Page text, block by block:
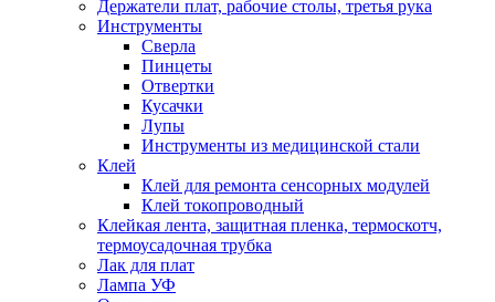
Держатели плат, рабочие столы, третья рука
Инструменты
Сверла
Пинцеты
Отвертки
Кусачки
Лупы
Инструменты из медицинской стали
Клей
Клей для ремонта сенсорных модулей
Клей токопроводный
Клейкая лента, защитная пленка, термоскотч,
термоусадочная трубка
Лак для плат
Лампа УФ